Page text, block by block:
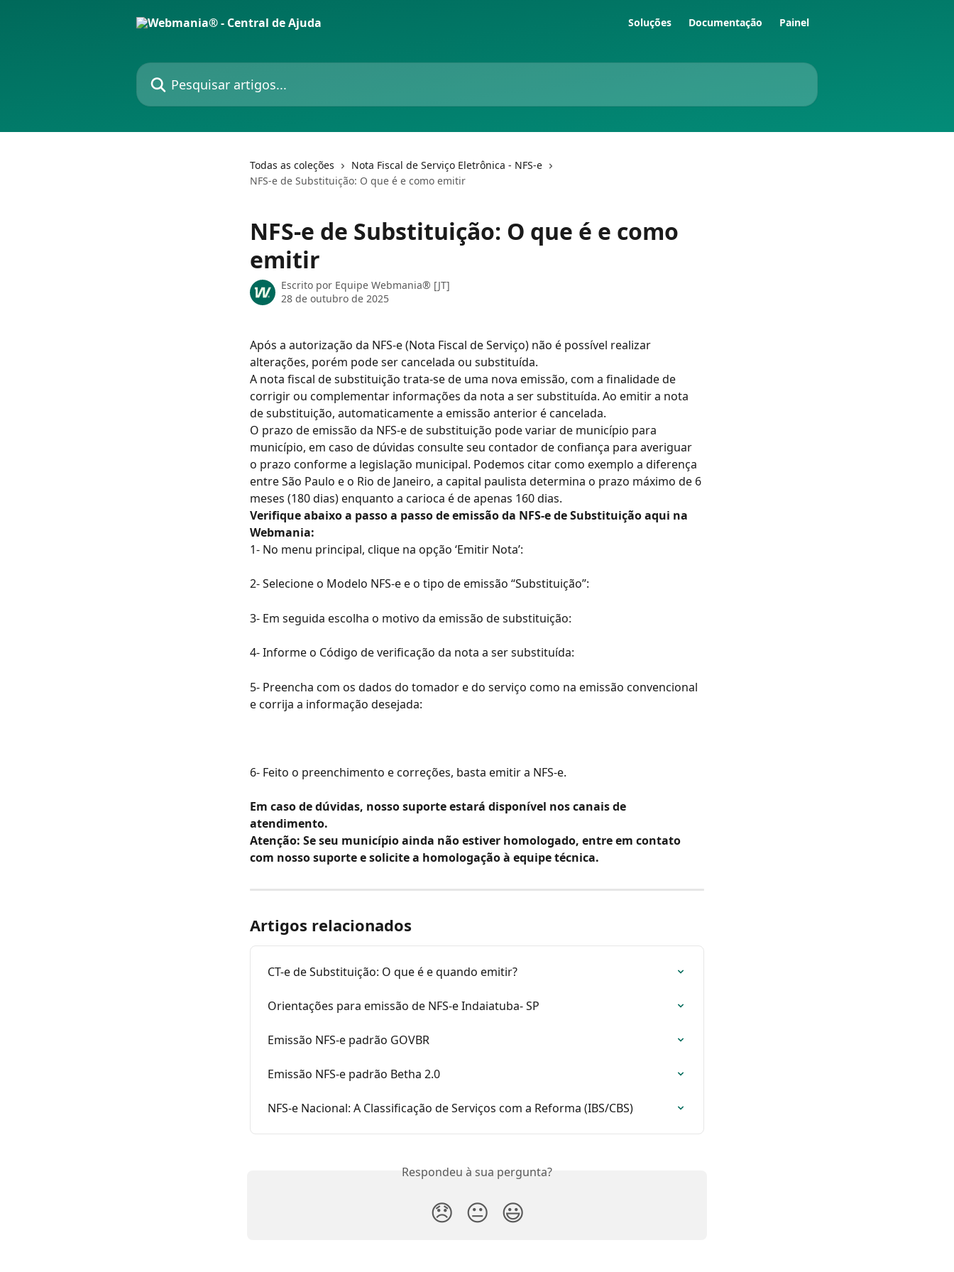
Soluções Documentação Painel
Pesquisar artigos...
Todas as coleções
Nota Fiscal de Serviço Eletrônica - NFS-e
NFS-e de Substituição: O que é e como emitir
NFS-e de Substituição: O que é e como
emitir
Escrito por Equipe Webmania® [JT]
28 de outubro de 2025
Após a autorização da NFS-e (Nota Fiscal de Serviço) não é possível realizar
alterações, porém pode ser cancelada ou substituída.
A nota fiscal de substituição trata-se de uma nova emissão, com a finalidade de
corrigir ou complementar informações da nota a ser substituída. Ao emitir a nota
de substituição, automaticamente a emissão anterior é cancelada.
O prazo de emissão da NFS-e de substituição pode variar de município para
município, em caso de dúvidas consulte seu contador de confiança para averiguar
o prazo conforme a legislação municipal. Podemos citar como exemplo a diferença
entre São Paulo e o Rio de Janeiro, a capital paulista determina o prazo máximo de 6
meses (180 dias) enquanto a carioca é de apenas 160 dias.
Verifique abaixo a passo a passo de emissão da NFS-e de Substituição aqui na
Webmania:
1- No menu principal, clique na opção ‘Emitir Nota’:
2- Selecione o Modelo NFS-e e o tipo de emissão “Substituição”:
3- Em seguida escolha o motivo da emissão de substituição:
4- Informe o Código de verificação da nota a ser substituída:
5- Preencha com os dados do tomador e do serviço como na emissão convencional
e corrija a informação desejada:
6- Feito o preenchimento e correções, basta emitir a NFS-e.
Em caso de dúvidas, nosso suporte estará disponível nos canais de
atendimento.
Atenção: Se seu município ainda não estiver homologado, entre em contato
com nosso suporte e solicite a homologação à equipe técnica.
Artigos relacionados
CT-e de Substituição: O que é e quando emitir?
Orientações para emissão de NFS-e Indaiatuba- SP
Emissão NFS-e padrão GOVBR
Emissão NFS-e padrão Betha 2.0
NFS-e Nacional: A Classificação de Serviços com a Reforma (IBS/CBS)
Respondeu à sua pergunta?
😞 😐 😃